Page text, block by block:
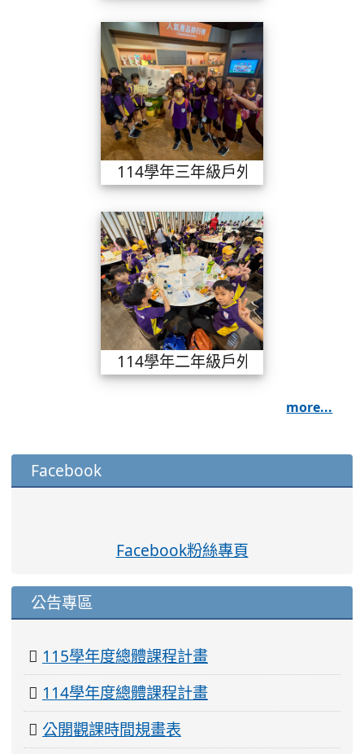
114學年三年
114學年三年級戶外教學
114學年二年
114學年二年級戶外教學
more...
::: Facebook
Facebook粉絲專頁
公告專區
115學年度總體課程計畫
114學年度總體課程計畫
公開觀課時間規畫表